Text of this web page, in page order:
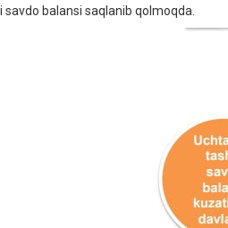
savdo balansi saqlanib qolmoqda.